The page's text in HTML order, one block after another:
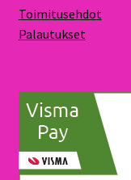
Toimitusehdot
Palautukset